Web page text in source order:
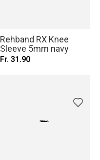
Rehband RX Knee
Sleeve 5mm navy
Fr. 31.90